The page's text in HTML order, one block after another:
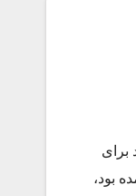
برای
بود،